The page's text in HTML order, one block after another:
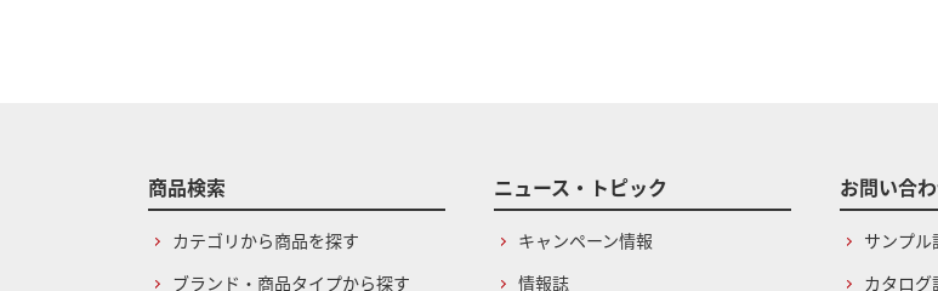
商品検索
カテゴリから商品を探す
ブランド・商品タイプから探す
ニュース・トピック
キャンペーン情報
情報誌
お問い合
サンプル
カタログ